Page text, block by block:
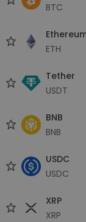
BTC
ETH
Tether
USDT
BNB
BNB
USDC
USDC
XRP
XRP